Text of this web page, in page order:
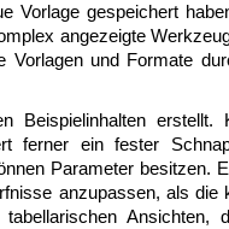
Vorlage gespeichert
angezeigte
und Formate
erstellt.
ferner ein fester
Parameter besitzen.
anzupassen, als die